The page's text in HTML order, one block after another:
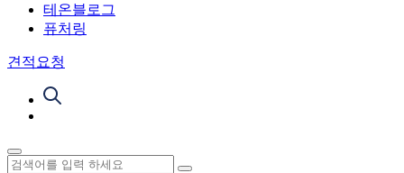
테온블로그
퓨처링
견적요청